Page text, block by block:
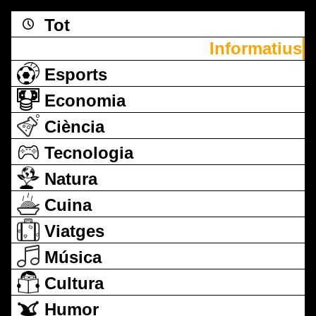
Tot
Informatius
Esports
Economia
Ciència
Tecnologia
Natura
Cuina
Viatges
Música
Cultura
Humor